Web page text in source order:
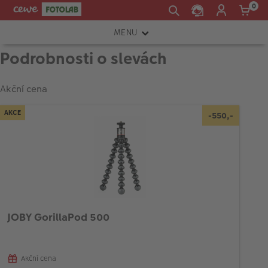
0
MENU
FOTOAPARÁTY
ATELIÉR
RÁMEČKY
Podrobnosti o slevách
Akční cena
AKCE -550,-
JOBY GorillaPod 500
Akční cena